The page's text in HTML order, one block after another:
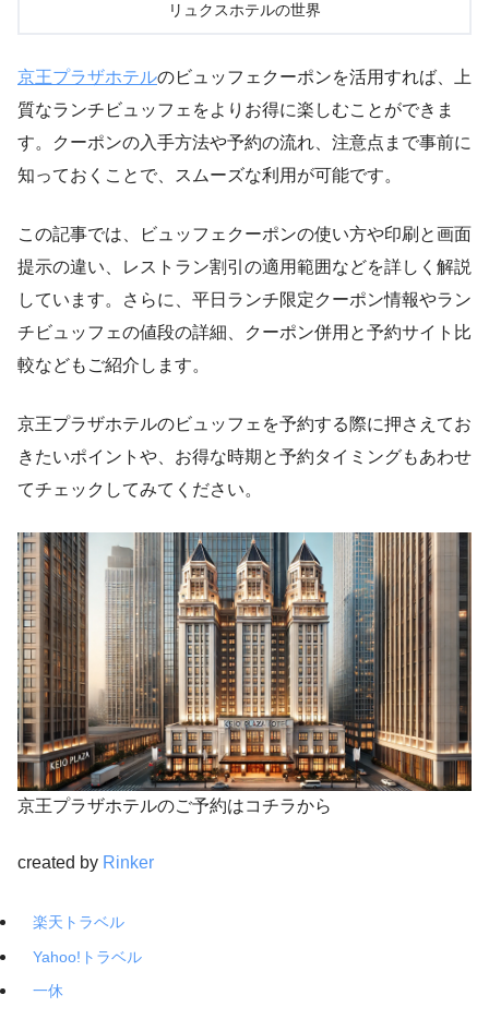
リュクスホテルの世界
京王プラザホテルのビュッフェクーポンを活用すれば、上
質なランチビュッフェをよりお得に楽しむことができま
す。クーポンの入手方法や予約の流れ、注意点まで事前に
知っておくことで、スムーズな利用が可能です。
この記事では、ビュッフェクーポンの使い方や印刷と画面
提示の違い、レストラン割引の適用範囲などを詳しく解説
しています。さらに、平日ランチ限定クーポン情報やラン
チビュッフェの値段の詳細、クーポン併用と予約サイト比
較などもご紹介します。
京王プラザホテルのビュッフェを予約する際に押さえてお
きたいポイントや、お得な時期と予約タイミングもあわせ
てチェックしてみてください。
京王プラザホテルのご予約はコチラから
created by Rinker
楽天トラベル
Yahoo!トラベル
一休